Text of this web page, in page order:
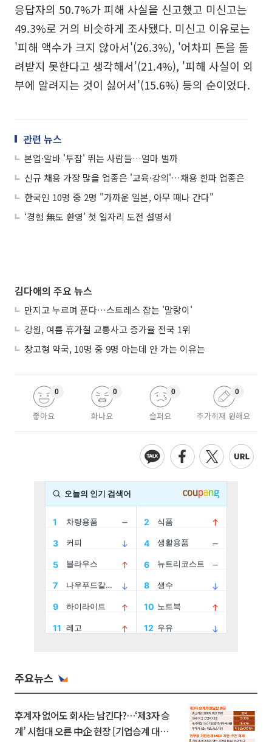
응답자의 50.7%가 피해 사실을 신고했고 미신고는
49.3%로 거의 비슷하게 조사됐다. 미신고 이유로는
'피해 액수가 크지 않아서'(26.3%), '어차피 돈을 돌
려받지 못한다고 생각해서'(21.4%), '피해 사실이 외
부에 알려지는 것이 싫어서'(15.6%) 등의 순이었다.
관련 뉴스
본업·알바 '투잡' 뛰는 사람들…얼마 벌까
신규 채용 가장 많을 업종은 '교육·강의'…채용 한파 업종은
한국인 10명 중 2명 "가까운 일본, 아무 때나 간다"
‘경험 無도 환영’ 첫 일자리 도전 설명서
김다애의 주요 뉴스
만지고 누르며 푼다…스트레스 잡는 '말랑이'
강원, 여름 휴가철 교통사고 증가율 전국 1위
창고형 약국, 10명 중 9명 아는데 안 가는 이유는
좋아요
0
화나요
0
슬퍼요
0
추가취재 원해요
0
주요뉴스
후계자 없어도 회사는 남긴다?…‘제3자 승
계’ 시험대 오른 中企 현장 [기업승계 대전